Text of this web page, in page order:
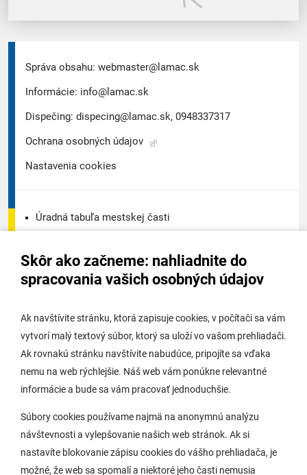
Skôr ako začneme: nahliadnite do
spracovania vašich osobných údajov
Ak navštívite stránku, ktorá zapisuje cookies, v počítači sa vám
vytvorí malý textový súbor, ktorý sa uloží vo vašom prehliadači.
Ak rovnakú stránku navštívite nabudúce, pripojíte sa vďaka
nemu na web rýchlejšie. Náš web vám ponúkne relevantné
informácie a bude sa vám pracovať jednoduchšie.
Súbory cookies používame najmä na anonymnú analýzu
návštevnosti a vylepšovanie našich web stránok. Ak si
nastavíte blokovanie zápisu cookies do vášho prehliadača, je
možné, že web sa spomalí a niektoré jeho časti nemusia
Správa obsahu: webmaster@lamac.sk
Informácie: info@lamac.sk
Dispečing: dispecing@lamac.sk, 0948337317
Ochrana osobných údajov
Nastavenia cookies
Úradná tabuľa mestskej časti
Úradná tabuľa stavebného úradu
Potrebujem vybaviť
Samospráva
O Lamači